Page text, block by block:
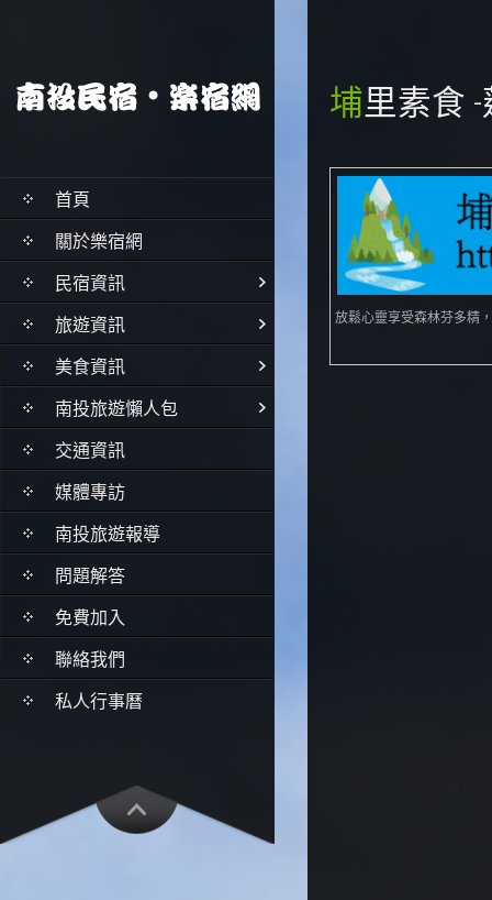
首頁
關於樂宿網
民宿資訊
旅遊資訊
美食資訊
南投旅遊懶人包
交通資訊
媒體專訪
南投旅遊報導
問題解答
免費加入
聯絡我們
私人行事曆
埔里素
放鬆心靈享受森林芬多精